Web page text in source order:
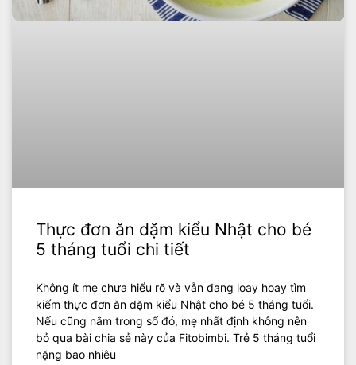
Thực đơn ăn dặm kiểu Nhật cho bé
5 tháng tuổi chi tiết
Không ít mẹ chưa hiểu rõ và vẫn đang loay hoay tìm
kiếm thực đơn ăn dặm kiểu Nhật cho bé 5 tháng tuổi.
Nếu cũng nằm trong số đó, mẹ nhất định không nên
bỏ qua bài chia sẻ này của Fitobimbi. Trẻ 5 tháng tuổi
nặng bao nhiêu